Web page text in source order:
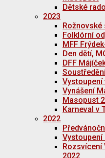
Dětské
2023
Folklórní
MFF
Den dětí,
DFF
Vystoupení
Vynášení
Masopust
Karneval v
2022
Vystoupení
2022